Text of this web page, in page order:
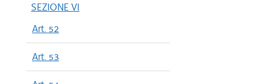
SEZIONE VI
Art. 52
Art. 53